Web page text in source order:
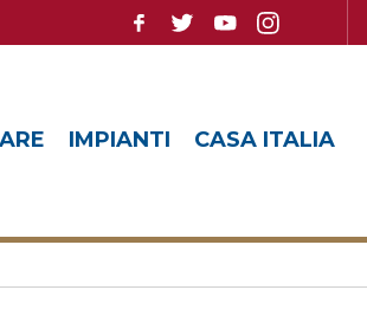
IMPIANTI CASA ITALIA